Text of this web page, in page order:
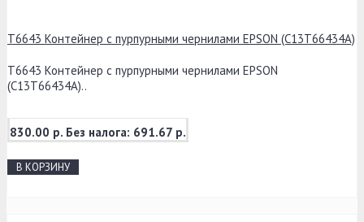
T6643 Контейнер с пурпурными чернилами EPSON (C13T66434A)
T6643 Контейнер с пурпурными чернилами EPSON
(C13T66434A)..
830.00 р. Без налога: 691.67 р.
В КОРЗИНУ